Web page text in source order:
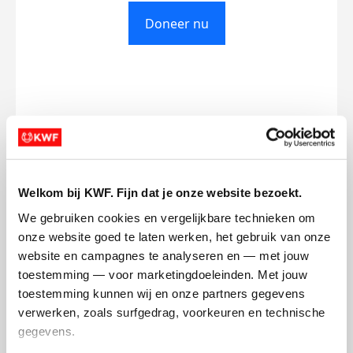
Welkom bij KWF. Fijn dat je onze website bezoekt.
We gebruiken cookies en vergelijkbare technieken om
onze website goed te laten werken, het gebruik van onze
website en campagnes te analyseren en — met jouw
toestemming — voor marketingdoeleinden. Met jouw
toestemming kunnen wij en onze partners gegevens
verwerken, zoals surfgedrag, voorkeuren en technische
gegevens.
Doneer nu
€0 €750
Doneer
Caleb's badges